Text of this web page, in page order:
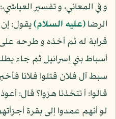
و في المعاني، و تفسير
الرضا(عليه السلام)يقول:
قرابة له ثم أخذه و طرحه
أسباط بني إسرائيل ثم جاء
سبط آل فلان قتلوا فلانا
قالوا: أ تتخذنا هزوا؟ قال:
لو أنهم عمدوا إلى بقرة